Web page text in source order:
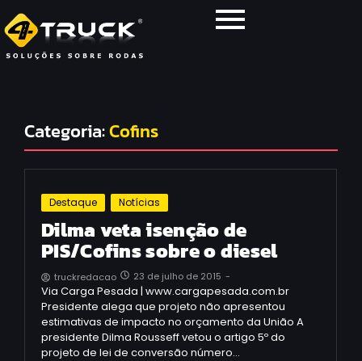
Categoria:Cofins
Destaque Notícias
Dilma veta isenção de
PIS/Cofins sobre o diesel
truckredacao 23 de julho de 2015 -
Via Carga Pesada | www.cargapesada.com.br
Presidente alega que projeto não apresentou
estimativas de impacto no orçamento da União A
presidente Dilma Rousseff vetou o artigo 5º do
projeto de lei de conversão número…